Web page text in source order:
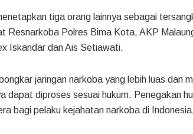
tiga orang lainnya sebagai
Resnarkoba Polres Bima Kota, AKP
Iskandar dan Ais Setiawati.
jaringan narkoba yang lebih luas dan
dapat diproses sesuai hukum. Penegakan
bagi pelaku kejahatan narkoba di